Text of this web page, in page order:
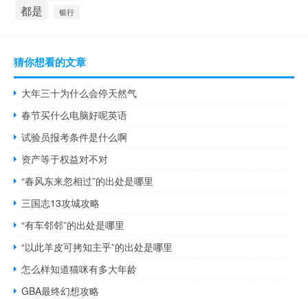
都是 银行
猜你想看的文章
大年三十为什么会停天然气
春节买什么电脑好呢英语
试验员报考条件是什么啊
资产等于权益对不对
“春风东来忽相过”的出处是哪里
三国志13攻城攻略
“有车邻邻”的出处是哪里
“以此羊皮可拷知主乎”的出处是哪里
怎么样知道猫咪有多大年龄
GBA最终幻想攻略